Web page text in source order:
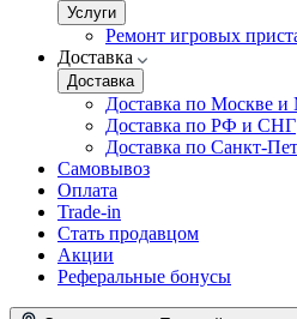
Услуги
Ремонт игровых
Доставка
Доставка
Доставка по Москве
Доставка по РФ и СНГ
Доставка по Санкт-
Самовывоз
Оплата
Trade-in
Стать продавцом
Акции
Реферальные бонусы